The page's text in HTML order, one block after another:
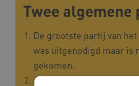
Twee algemene
De grootste partij van het
was uitgenodigd maar is
gekomen.
Alle politici staan voor